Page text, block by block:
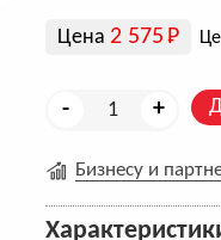
Цена 2 575 Р
- +
Бизнесу и